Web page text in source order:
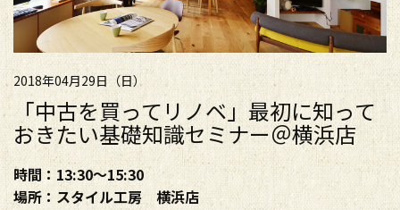
2018年04月29日（日）
「中古を買ってリノベ」最初に知って
おきたい基礎知識セミナー＠横浜店
時間：13:30～15:30
場所：スタイル工房 横浜店